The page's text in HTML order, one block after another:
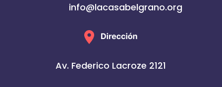
info@lacasabelgrano.org
Av. Federico Lacroze 2121